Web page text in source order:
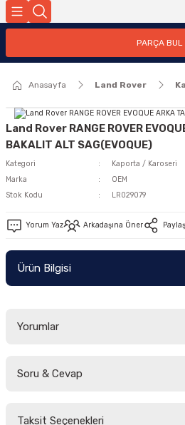
PARÇA BUL
Anasayfa Land Rover
Land Rover RANGE ROVER
BAKALIT ALT SAG(EVOQUE)
Kategori
Kaporta / Karoseri
Marka
OEM
Stok Kodu
LR029079
Yorum Yaz Arkadaşına Öner Paylaş
Ürün Bilgisi
Yorumlar
Soru & Cevap
Taksit Seçenekleri